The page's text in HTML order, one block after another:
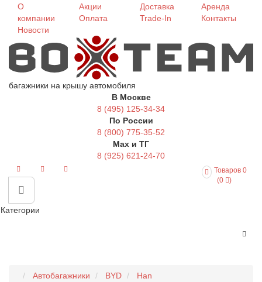
О
компании
Новости
Акции
Оплата
Доставка
Trade-In
Аренда
Контакты
багажники на крышу автомобиля
В Москве
8 (495) 125-34-34
По России
8 (800) 775-35-52
Max и ТГ
8 (925) 621-24-70
Товаров 0
(0
)
Категории
Автобагажники BYD
Han